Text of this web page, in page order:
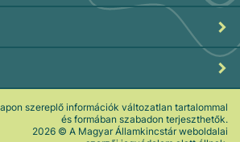
szereplő információk változatlan tartalommal
és formában szabadon terjeszthetők.
2026 © A Magyar Államkincstár weboldalai